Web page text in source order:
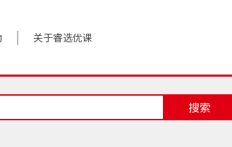
关于睿选优课
关于我们
加入我们
搜索